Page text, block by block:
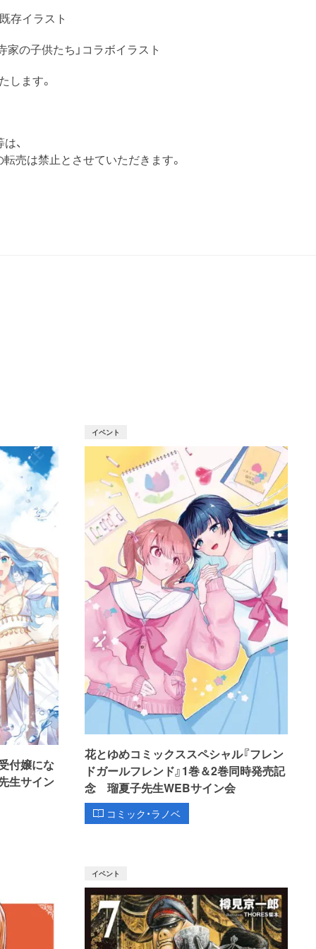
存イラスト
家の子供たち」コラボイラスト
します。
、
売は禁止とさせていただきます。
付嬢にな
生サイン
イベント
花とゆめコミックススペシャル『フレン
ドガールフレンド』1巻＆2巻同時発売記
念 瑠夏子先生WEBサイン会
コミック・ラノベ
イベント